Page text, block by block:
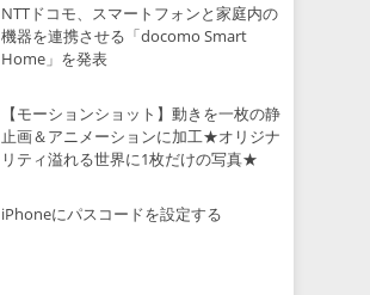
NTTドコモ、スマートフォンと家庭内の
機器を連携させる「docomo Smart
Home」を発表
【モーションショット】動きを一枚の静
止画＆アニメーションに加工★オリジナ
リティ溢れる世界に1枚だけの写真★
iPhoneにパスコードを設定する